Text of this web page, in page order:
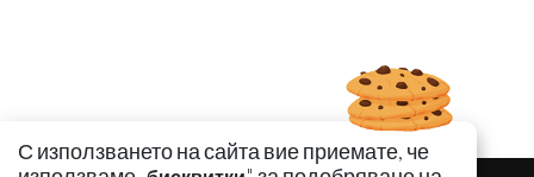
С използването на сайта вие приемате, че